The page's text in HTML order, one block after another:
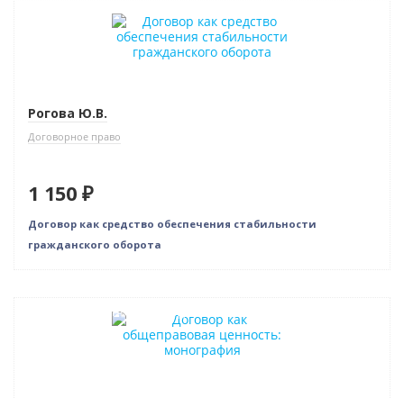
Рогова Ю.В.
Договорное право
1 150 ₽
Договор как средство обеспечения стабильности
гражданского оборота
Индивидуальный подход